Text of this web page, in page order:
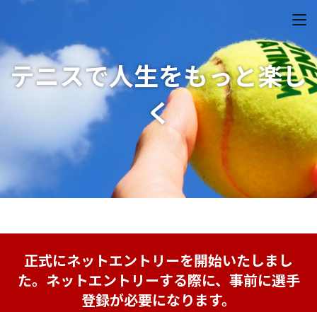
テニスで人生をもっと楽し
く
正式にネットエントリーを開始いたしまし
た。 ネットエントリーする際に、事前に選手
登録が必要になります。